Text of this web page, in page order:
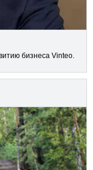
бизнеса Vinteo.